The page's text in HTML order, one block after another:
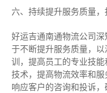
六、持续提升服务质量
好运吉通南通物流公司
于不断提升服务质量，
训，提高员工的专业技
技术，提高物流效率和
响应客户的咨询和投诉